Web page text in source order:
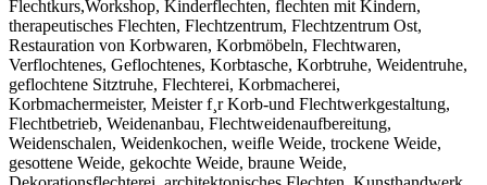
Flechtkurs,Workshop, Kinderflechten, flechten mit Kindern,
therapeutisches Flechten, Flechtzentrum, Flechtzentrum Ost,
Restauration von Korbwaren, Korbmöbeln, Flechtwaren,
Verflochtenes, Geflochtenes, Korbtasche, Korbtruhe, Weidentruhe,
geflochtene Sitztruhe, Flechterei, Korbmacherei,
Korbmachermeister, Meister f¸r Korb-und Flechtwerkgestaltung,
Flechtbetrieb, Weidenanbau, Flechtweidenaufbereitung,
Weidenschalen, Weidenkochen, weiﬂe Weide, trockene Weide,
gesottene Weide, gekochte Weide, braune Weide,